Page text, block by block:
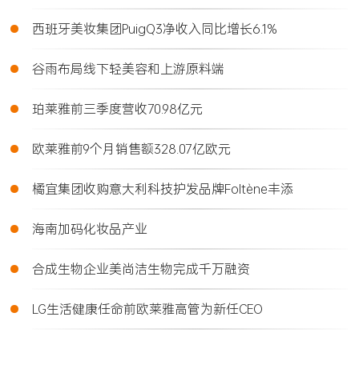
• 西班牙美妆集团PuigQ3净收入同比增长6.1%
• 谷雨布局线下轻美容和上游原料端
• 珀莱雅前三季度营收70.98亿元
• 欧莱雅前9个月销售额328.07亿欧元
• 橘宜集团收购意大利科技护发品牌Foltène丰添
• 海南加码化妆品产业
• 合成生物企业美尚洁生物完成千万融资
• LG生活健康任命前欧莱雅高管为新任CEO